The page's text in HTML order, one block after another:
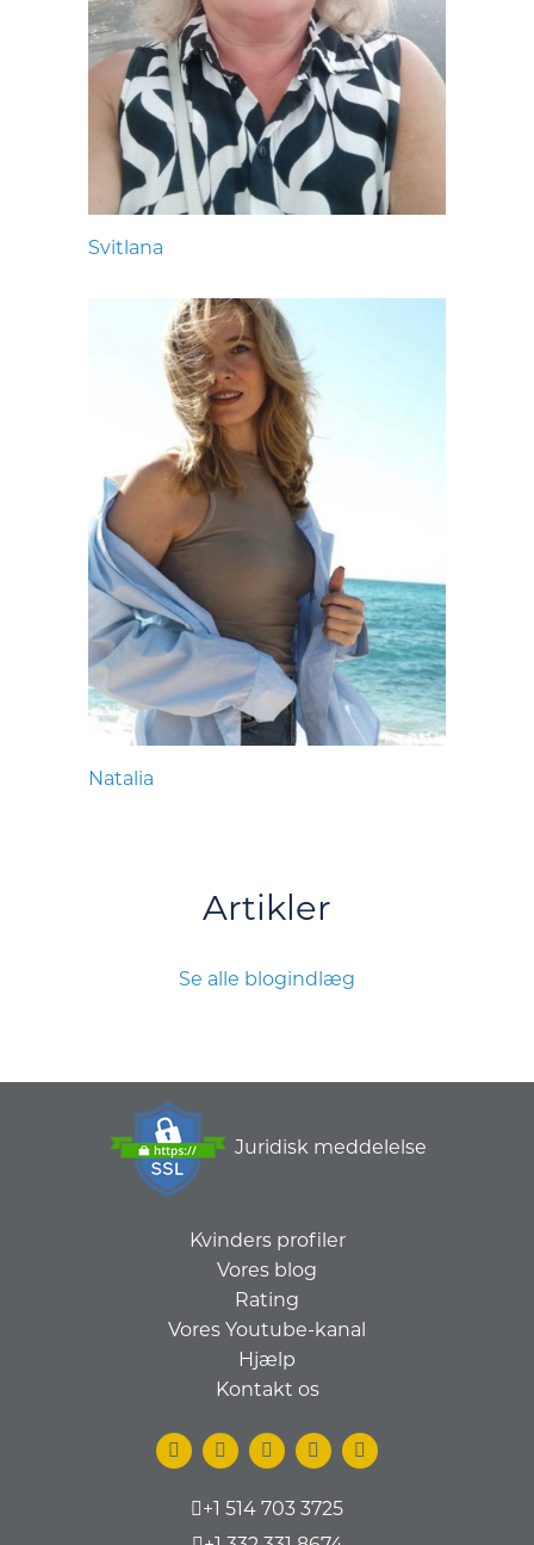
Svitlana
Natalia
Artikler
Se alle blogindlæg
Juridisk meddelelse
Kvinders profiler
Vores blog
Rating
Vores Youtube-kanal
Hjælp
Kontakt os
+1 514 703 3725